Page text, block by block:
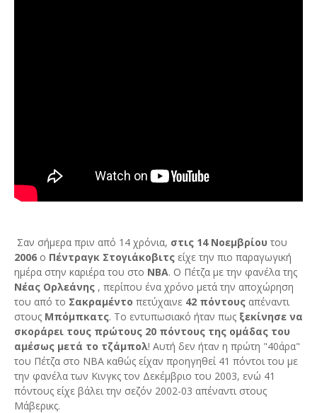
Σαν σήμερα πριν από 14 χρόνια, στις 14 Νοεμβρίου του
2006 ο Πέντραγκ Στογιάκοβιτς είχε την πιο παραγωγική
ημέρα στην καριέρα του στο ΝΒΑ. Ο Πέτζα με την φανέλα της
Νέας Ορλεάνης , περίπου ένα χρόνο μετά την αποχώρηση
του από το Σακραμέντο πετύχαινε 42 πόντους απέναντι
στους Μπόμπκατς. Το εντυπωσιακό ήταν πως ξεκίνησε να
σκοράρει τους πρώτους 20 πόντους της ομάδας του
αμέσως μετά το τζάμπολ! Αυτή δεν ήταν η πρώτη "40άρα"
του Πέτζα στο ΝΒΑ καθώς είχαν προηγηθεί 41 πόντοι του με
την φανέλα των Κινγκς τον Δεκέμβριο του 2003, ενώ 41
πόντους είχε βάλει την σεζόν 2002-03 απέναντι στους
Μάβερικς.